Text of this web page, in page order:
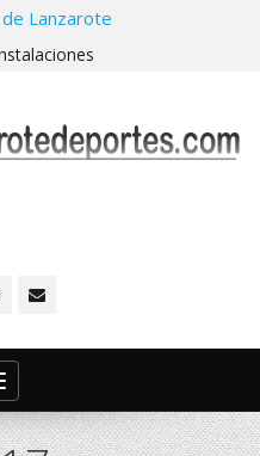
de Lanzarote